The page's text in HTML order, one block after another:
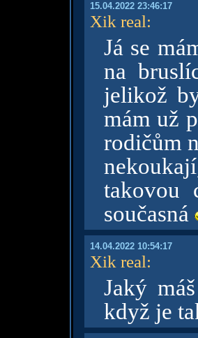
15.04.2022 23:46:17
Xik real:
Já se
na
jelikož
mám už
rodičům
takovou
současná
14.04.2022 10:54:17
Xik real:
Jaký
když je